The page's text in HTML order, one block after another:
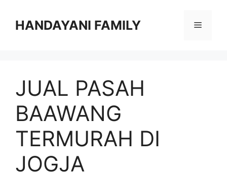
HANDAYANI FAMILY Menu
JUAL PASAH
BAAWANG
TERMURAH DI
JOGJA